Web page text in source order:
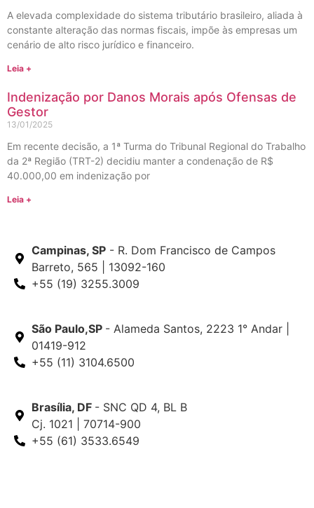
A elevada complexidade do sistema tributário brasileiro, aliada à
constante alteração das normas fiscais, impõe às empresas um
cenário de alto risco jurídico e financeiro.
Leia +
Indenização por Danos Morais após Ofensas de
Gestor
13/01/2025
Em recente decisão, a 1ª Turma do Tribunal Regional do Trabalho
da 2ª Região (TRT-2) decidiu manter a condenação de R$
40.000,00 em indenização por
Leia +
Campinas, SP - R. Dom Francisco de Campos
Barreto, 565 | 13092-160
+55 (19) 3255.3009
São Paulo,SP - Alameda Santos, 2223 1° Andar |
01419-912
+55 (11) 3104.6500
Brasília, DF - SNC QD 4, BL B
Cj. 1021 | 70714-900
+55 (61) 3533.6549